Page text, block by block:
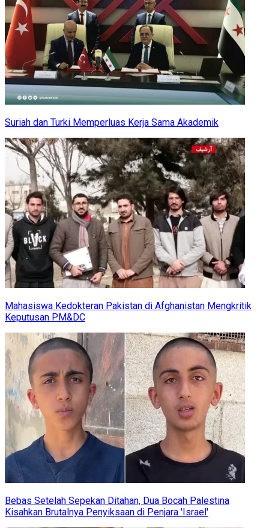
Suriah dan Turki Memperluas Kerja Sama Akademik
Mahasiswa Kedokteran Pakistan di Afghanistan Mengkritik
Keputusan PM&DC
Bebas Setelah Sepekan Ditahan, Dua Bocah Palestina
Kisahkan Brutalnya Penyiksaan di Penjara 'Israel'